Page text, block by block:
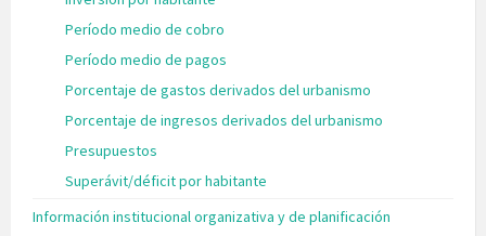
Período medio de cobro
Período medio de pagos
Porcentaje de gastos derivados del urbanismo
Porcentaje de ingresos derivados del urbanismo
Presupuestos
Superávit/déficit por habitante
Información institucional organizativa y de planificación